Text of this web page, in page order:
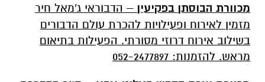
מכוורת הבוסתן בפקיעין – הדבוראי ג'מאל חיר
מזמין לאירוח ופעילויות להכרת עולם הדבורים
בשילוב אירוח דרוזי מסורתי. הפעילות בתיאום
מראש. להזמנות: 052-2477897